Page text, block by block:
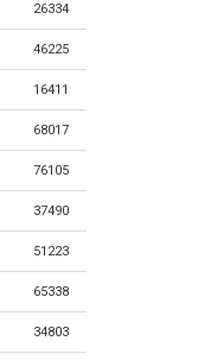
26334
46225
16411
68017
76105
37490
51223
65338
34803